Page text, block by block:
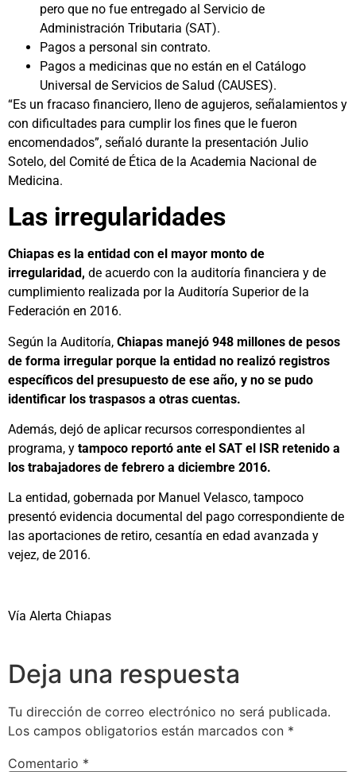
pero que no fue entregado al Servicio de
Administración Tributaria (SAT).
Pagos a personal sin contrato.
Pagos a medicinas que no están en el Catálogo
Universal de Servicios de Salud (CAUSES).
“Es un fracaso financiero, lleno de agujeros, señalamientos y
con dificultades para cumplir los fines que le fueron
encomendados”, señaló durante la presentación Julio
Sotelo, del Comité de Ética de la Academia Nacional de
Medicina.
Las irregularidades
Chiapas es la entidad con el mayor monto de
irregularidad, de acuerdo con la auditoría financiera y de
cumplimiento realizada por la Auditoría Superior de la
Federación en 2016.
Según la Auditoría, Chiapas manejó 948 millones de pesos
de forma irregular porque la entidad no realizó registros
específicos del presupuesto de ese año, y no se pudo
identificar los traspasos a otras cuentas.
Además, dejó de aplicar recursos correspondientes al
programa, y tampoco reportó ante el SAT el ISR retenido a
los trabajadores de febrero a diciembre 2016.
La entidad, gobernada por Manuel Velasco, tampoco
presentó evidencia documental del pago correspondiente de
las aportaciones de retiro, cesantía en edad avanzada y
vejez, de 2016.
Vía Alerta Chiapas
Deja una respuesta
Tu dirección de correo electrónico no será publicada.
Los campos obligatorios están marcados con *
Comentario *